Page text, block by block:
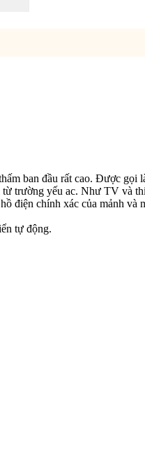
ban đầu rất cao. Được gọi
trường yếu ac. Như TV và
điện chính xác của mảnh và
tự động.